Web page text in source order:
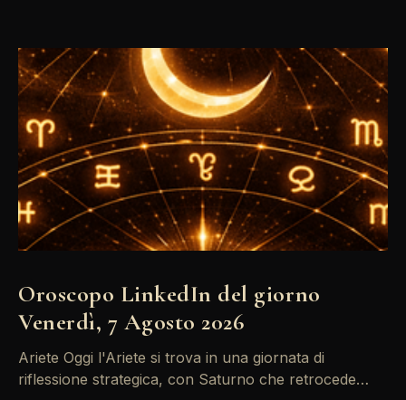
Oroscopo LinkedIn del giorno
Venerdì, 7 Agosto 2026
Ariete Oggi l'Ariete si trova in una giornata di
riflessione strategica, con Saturno che retrocede